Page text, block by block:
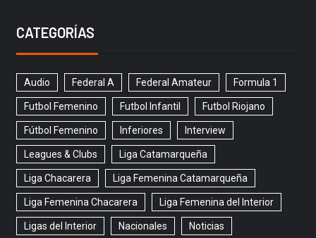
CATEGORÍAS
Audio Federal A Federal Amateur Formula 1
Futbol Femenino Futbol Infantil Futbol Riojano
Fútbol Femenino Inferiores Interview
Leagues & Clubs Liga Catamarqueña
Liga Chacarera Liga Femenina Catamarqueña
Liga Femenina Chacarera Liga Femenina del Interior
Ligas del Interior Nacionales Noticias